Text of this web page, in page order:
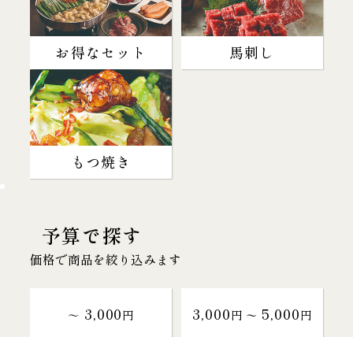
お得なセット 馬刺し
もつ焼き
予算で探す
価格で商品を絞り込みます
～ 3,000円 3,000円 〜 5,000円